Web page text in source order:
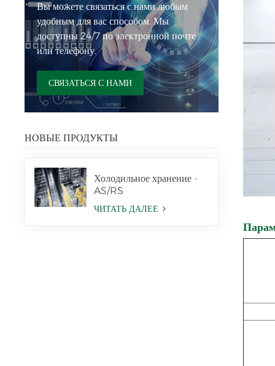
Вы можете связаться с нами любым
удобным для вас способом. Мы
доступны 24/7 по электронной почте
или телефону.
СВЯЗАТЬСЯ С НАМИ
НОВЫЕ ПРОДУКТЫ
Холодильное хранение -
AS/RS
ЧИТАТЬ ДАЛЕЕ